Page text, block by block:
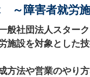
～障害者就労
般社団法人スター
施設を対象とした
方法や営業のやり方